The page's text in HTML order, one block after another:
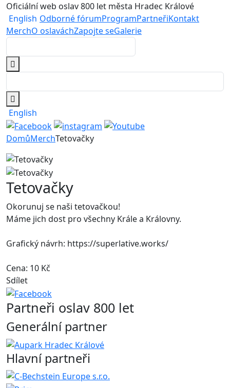
Oficiální web oslav 800 let města Hradec Králové
English Odborné fórumProgramPartneřiKontakt
MerchO oslaváchZapojte seGalerie
English
DomůMerchTetovačky
Tetovačky
Okorunuj se naši tetovačkou!
Máme jich dost pro všechny Krále a Královny.
Grafický návrh: https://superlative.works/
Cena: 10 Kč
Sdílet
Partneři oslav 800 let
Generální partner
Hlavní partneři